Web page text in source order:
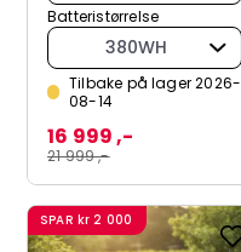
Batteristørrelse
380WH
Tilbake på lager 2026-
08-14
21 999 ,-
16 999 ,-
SPAR kr 2 000